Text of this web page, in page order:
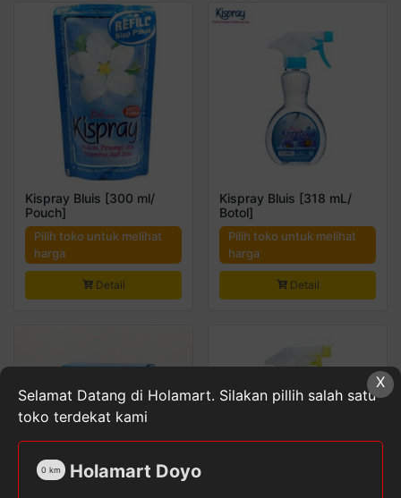
Kispray Bluis [300 ml/
Pouch]
Pilih toko untuk melihat
harga
Detail
Kispray Bluis [318 mL/
Botol]
Pilih toko untuk melihat
harga
Detail
X
Selamat Datang di Holamart. Silakan pillih salah satu
toko terdekat kami
Holamart Doyo
0 km